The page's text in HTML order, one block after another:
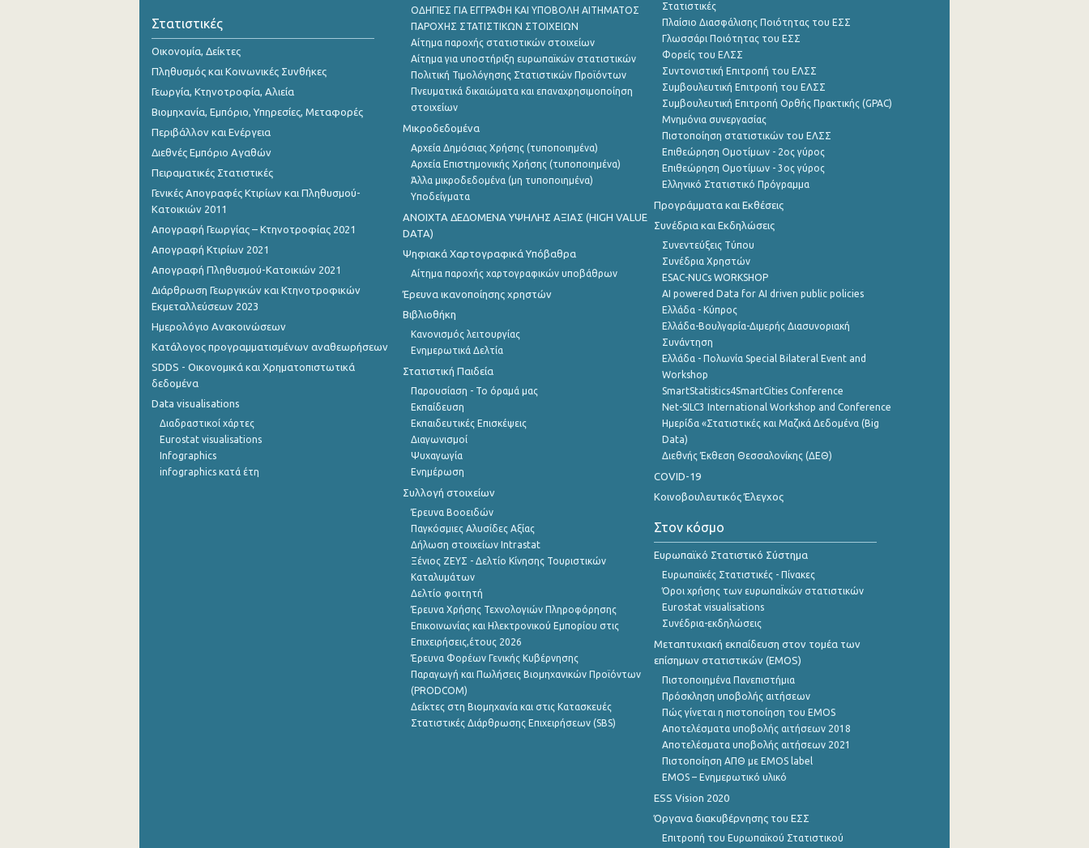
Στατιστικές
Οικονομία, Δείκτες
Πληθυσμός και Κοινωνικές Συνθήκες
Γεωργία, Κτηνοτροφία, Αλιεία
Βιομηχανία, Εμπόριο, Υπηρεσίες, Μεταφορές
Περιβάλλον και Ενέργεια
Διεθνές Εμπόριο Αγαθών
Πειραματικές Στατιστικές
Γενικές Απογραφές Κτιρίων και Πληθυσμού-
Κατοικιών 2011
Απογραφή Γεωργίας – Κτηνοτροφίας 2021
Απογραφή Κτιρίων 2021
Απογραφή Πληθυσμού-Κατοικιών 2021
Διάρθρωση Γεωργικών και Κτηνοτροφικών
Εκμεταλλεύσεων 2023
Ημερολόγιο Ανακοινώσεων
Κατάλογος προγραμματισμένων αναθεωρήσεων
SDDS - Οικονομικά και Χρηματοπιστωτικά
δεδομένα
Data visualisations
Διαδραστικοί χάρτες
Eurostat visualisations
Infographics
infographics κατά έτη
ΟΔΗΓΙΕΣ ΓΙΑ ΕΓΓΡΑΦΗ ΚΑΙ ΥΠΟΒΟΛΗ ΑΙΤΗΜΑΤΟΣ
ΠΑΡΟΧΗΣ ΣΤΑΤΙΣΤΙΚΩΝ ΣΤΟΙΧΕΙΩΝ
Αίτημα παροχής στατιστικών στοιχείων
Αίτημα για υποστήριξη ευρωπαϊκών στατιστικών
Πολιτική Τιμολόγησης Στατιστικών Προϊόντων
Πνευματικά δικαιώματα και επαναχρησιμοποίηση
στοιχείων
Μικροδεδομένα
Αρχεία Δημόσιας Χρήσης (τυποποιημένα)
Αρχεία Επιστημονικής Χρήσης (τυποποιημένα)
Άλλα μικροδεδομένα (μη τυποποιημένα)
Υποδείγματα
ANOIXTA ΔΕΔΟΜΕΝΑ ΥΨΗΛΗΣ ΑΞΙΑΣ (HIGH VALUE
DATA)
Ψηφιακά Χαρτογραφικά Υπόβαθρα
Αίτημα παροχής χαρτογραφικών υποβάθρων
Έρευνα ικανοποίησης χρηστών
Βιβλιοθήκη
Κανονισμός λειτουργίας
Ενημερωτικά Δελτία
Στατιστική Παιδεία
Παρουσίαση - Το όραμά μας
Εκπαίδευση
Εκπαιδευτικές Επισκέψεις
Διαγωνισμοί
Ψυχαγωγία
Ενημέρωση
Συλλογή στοιχείων
Έρευνα Βοοειδών
Παγκόσμιες Αλυσίδες Αξίας
Δήλωση στοιχείων Intrastat
Ξένιος ΖΕΥΣ - Δελτίο Κίνησης Τουριστικών
Καταλυμάτων
Δελτίο φοιτητή
Έρευνα Χρήσης Τεχνολογιών Πληροφόρησης
Επικοινωνίας και Ηλεκτρονικού Εμπορίου στις
Επιχειρήσεις,έτους 2026
Έρευνα Φορέων Γενικής Κυβέρνησης
Παραγωγή και Πωλήσεις Βιομηχανικών Προϊόντων
(PRODCOM)
Δείκτες στη Βιομηχανία και στις Κατασκευές
Στατιστικές Διάρθρωσης Επιχειρήσεων (SBS)
Στατιστικές
Πλαίσιο Διασφάλισης Ποιότητας του ΕΣΣ
Γλωσσάρι Ποιότητας του ΕΣΣ
Φορείς του ΕΛΣΣ
Συντονιστική Επιτροπή του ΕΛΣΣ
Συμβουλευτική Επιτροπή του ΕΛΣΣ
Συμβουλευτική Επιτροπή Ορθής Πρακτικής (GPAC)
Μνημόνια συνεργασίας
Πιστοποίηση στατιστικών του ΕΛΣΣ
Επιθεώρηση Ομοτίμων - 2ος γύρος
Επιθεώρηση Ομοτίμων - 3ος γύρος
Ελληνικό Στατιστικό Πρόγραμμα
Προγράμματα και Εκθέσεις
Συνέδρια και Εκδηλώσεις
Συνεντεύξεις Τύπου
Συνέδρια Χρηστών
ESAC-NUCs WORKSHOP
AI powered Data for AI driven public policies
Ελλάδα - Κύπρος
Ελλάδα-Βουλγαρία-Διμερής Διασυνοριακή
Συνάντηση
Ελλάδα - Πολωνία Special Bilateral Event and
Workshop
SmartStatistics4SmartCities Conference
Net-SILC3 International Workshop and Conference
Ημερίδα «Στατιστικές και Μαζικά Δεδομένα (Big
Data)
Διεθνής Έκθεση Θεσσαλονίκης (ΔΕΘ)
COVID-19
Κοινοβουλευτικός Έλεγχος
Στον κόσμο
Ευρωπαϊκό Στατιστικό Σύστημα
Ευρωπαϊκές Στατιστικές - Πίνακες
Όροι χρήσης των ευρωπαΪκών στατιστικών
Eurostat visualisations
Συνέδρια-εκδηλώσεις
Μεταπτυχιακή εκπαίδευση στον τομέα των
επίσημων στατιστικών (EMOS)
Πιστοποιημένα Πανεπιστήμια
Πρόσκληση υποβολής αιτήσεων
Πώς γίνεται η πιστοποίηση του EMOS
Αποτελέσματα υποβολής αιτήσεων 2018
Αποτελέσματα υποβολής αιτήσεων 2021
Πιστοποίηση ΑΠΘ με EMOS label
EMOS – Ενημερωτικό υλικό
ESS Vision 2020
Όργανα διακυβέρνησης του ΕΣΣ
Επιτροπή του Ευρωπαϊκού Στατιστικού